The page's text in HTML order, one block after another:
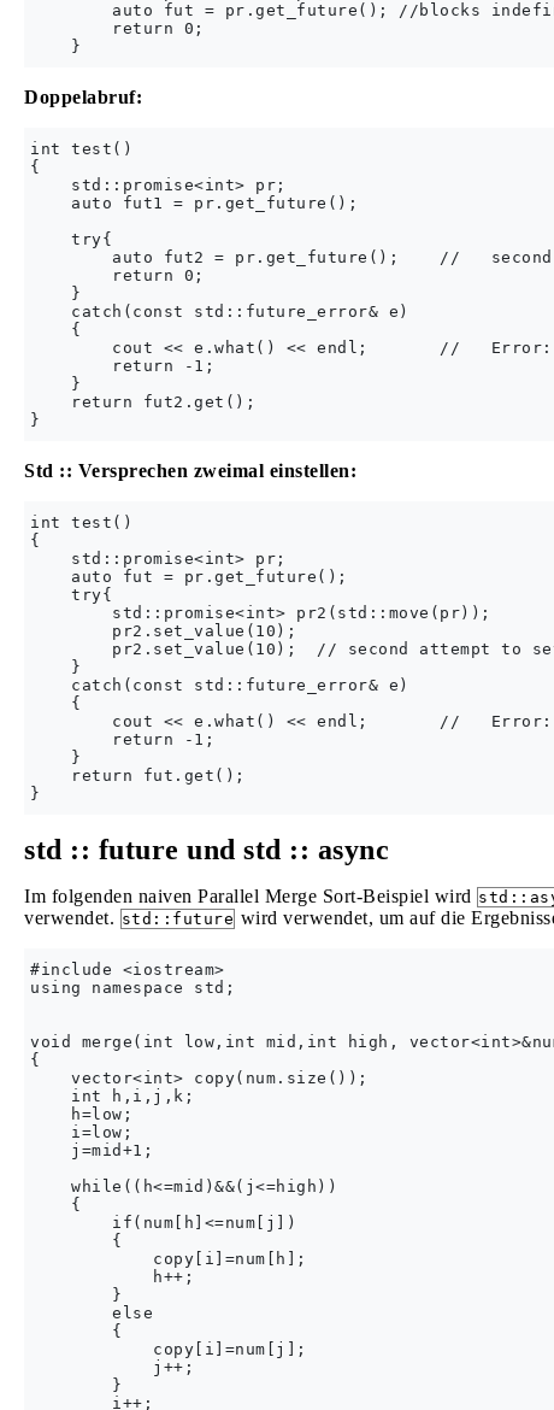
auto fut = pr.get_future(); //blocks
        return 0;
Doppelabruf:
int test()
{
    std::promise<int> pr;
    auto fut1 = pr.get_future();
    try{
auto fut2 = pr.get_future();    //
        return 0;
    }
    catch(const std::future_error& e)
    {
cout << e.what() << endl;       //
        return -1;
    }
    return fut2.get();
Std :: Versprechen zweimal einstellen:
int test()
{
    std::promise<int> pr;
    auto fut = pr.get_future();
    try{
        std::promise<int> pr2(std::move(pr));
        pr2.set_value(10);
pr2.set_value(10);  // second attempt to
    }
    catch(const std::future_error& e)
    {
cout << e.what() << endl;       //
        return -1;
    }
    return fut.get();
std :: future und std :: async
Im folgenden naiven Parallel Merge Sort-Beispiel wird
verwendet. std::future wird verwendet, um auf die
#include <iostream>
using namespace std;
void merge(int low,int mid,int high,
{
    vector<int> copy(num.size());
    int h,i,j,k;
    h=low;
    i=low;
    j=mid+1;
    while((h<=mid)&&(j<=high))
    {
        if(num[h]<=num[j])
        {
            copy[i]=num[h];
            h++;
        }
        else
        {
            copy[i]=num[j];
            j++;
        }
        i++;